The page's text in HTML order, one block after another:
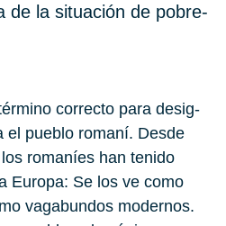
de la si­tua­ción de po­bre­
co­rrec­to para de­sig­
el pue­blo ro­ma­ní. Desde
ro­ma­níes han te­ni­do
Eu­ro­pa: Se los ve como
va­ga­bun­dos mo­der­nos.